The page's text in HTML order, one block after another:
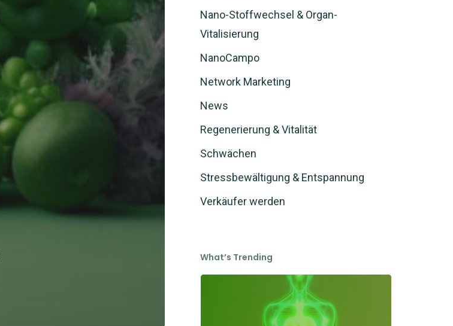
Nano-Stoffwechsel & Organ-
Vitalisierung
NanoCampo
Network Marketing
News
Regenerierung & Vitalität
Schwächen
Stressbewältigung & Entspannung
Verkäufer werden
What’s Trending